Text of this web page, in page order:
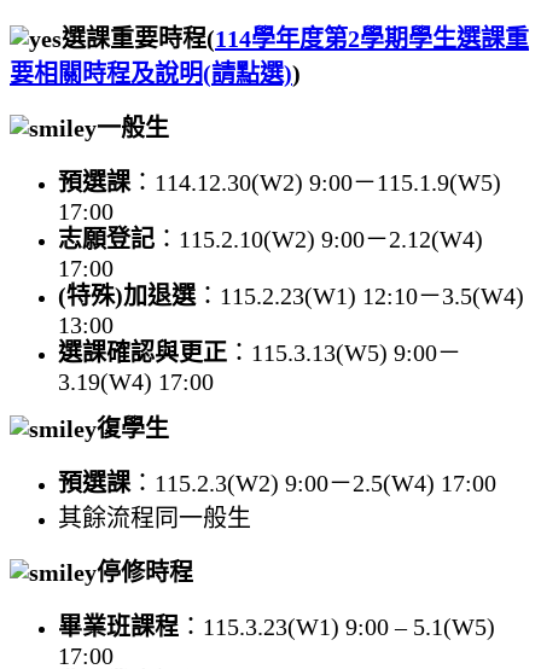
選課重要時程(114學年度第2學期學生選課重
要相關時程及說明(請點選))
一般生
預選課：114.12.30(W2) 9:00－115.1.9(W5)
17:00
志願登記 ：115.2.10(W2) 9:00－2.12(W4)
17:00
(特殊)加退選：115.2.23(W1) 12:10－3.5(W4)
13:00
選課確認與更正 ：115.3.13(W5) 9:00－
3.19(W4) 17:00
復學生
預選課：115.2.3(W2) 9:00－2.5(W4) 17:00
其餘流程同一般生
停修時程
畢業班課程 ：115.3.23(W1) 9:00 – 5.1(W5)
17:00